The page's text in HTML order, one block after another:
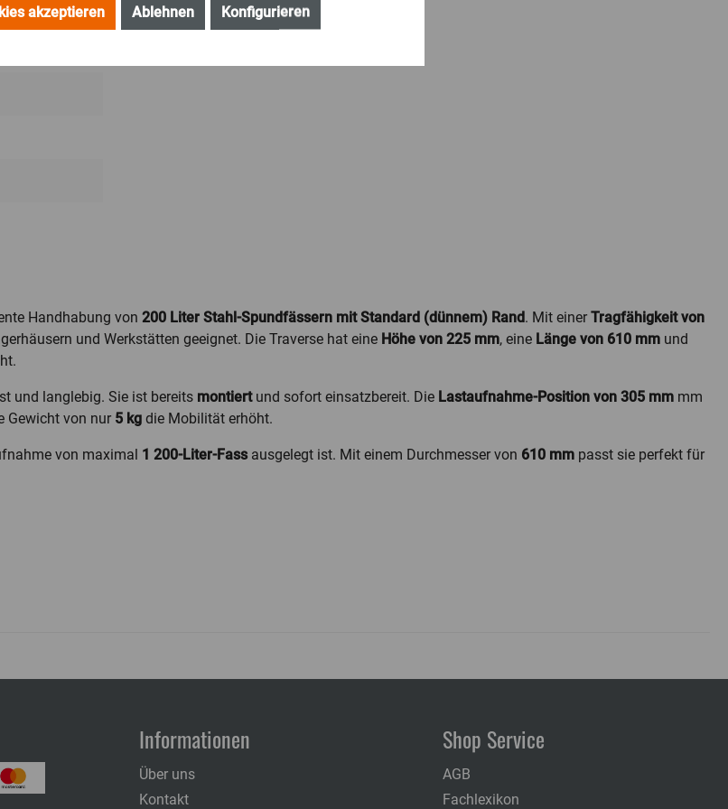
Handhabung von 200 Liter Stahl-Spundfässern mit Standard (dünnem) Rand . Mit einer Tragfähigkeit von
und Werkstätten geeignet. Die Traverse hat eine Höhe von 225 mm, eine Länge von 610 mm und
und langlebig. Sie ist bereits montiertund sofort einsatzbereit. Die Lastaufnahme-Position von 305 mm mm
Gewicht von nur 5 kg die Mobilität erhöht.
von maximal 1 200-Liter-Fassausgelegt ist. Mit einem Durchmesser von 610 mm passt sie perfekt für
Informationen
Über uns
Kontakt
Shop Service
AGB
Fachlexikon
Ablehnen
Konfigurieren
akzeptieren